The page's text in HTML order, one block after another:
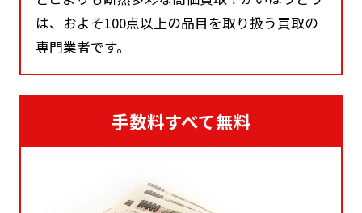
は、およそ100点以上の品目を取り扱う買取の
専門業者です。
手数料すべて無料